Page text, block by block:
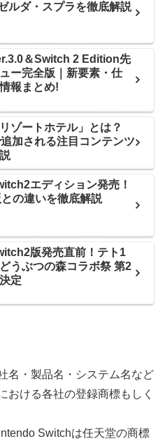
ルダ・スプラを徹底解説
＆Switch 2 Edition先
ー完全版｜新要素・仕
報まとめ!
ゾートホテル」とは？
加される注目コンテンツ
エディション発売！
の違いを徹底解説
版発売直前！テト1
うぶつの森コラボ祭 第2
定
名・製品名・システム名など
おける各社の登録商標もしく
Switchは任天堂の商標